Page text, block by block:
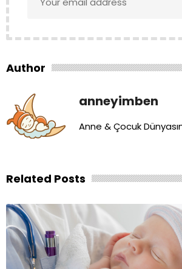
Author
anneyimben
Anne & Çocuk
Related Posts